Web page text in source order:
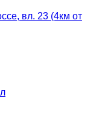
вл. 23 (4км от